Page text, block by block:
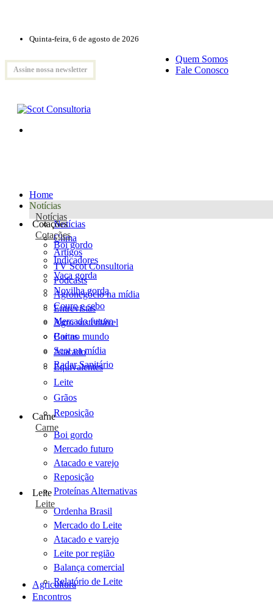
Quinta-feira, 6 de agosto de 2026
Assine nossa newsletter
Quem Somos
Fale Conosco
Home
Notícias
Notícias
Notícias
Clima
Artigos
TV Scot Consultoria
Podcasts
Agronegócio na mídia
Entrevistas
Agro sustentável
Cartas
Scot na mídia
Radar Sanitário
Cotações
Cotações
Boi gordo
Indicadores
Vaca gorda
Novilha gorda
Couro e sebo
Mercado futuro
Boi no mundo
Atacado
Equivalentes
Leite
Grãos
Reposição
Carne
Carne
Boi gordo
Mercado futuro
Atacado e varejo
Reposição
Proteínas Alternativas
Leite
Leite
Ordenha Brasil
Mercado do Leite
Atacado e varejo
Leite por região
Balança comercial
Relatório de Leite
Agricultura
Encontros